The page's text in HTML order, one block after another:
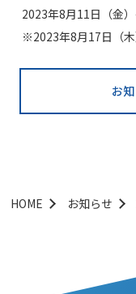
2023年8月11日（金）
※2023年8月17日（木
お
HOME お知らせ